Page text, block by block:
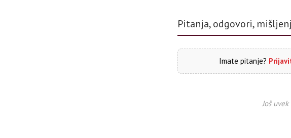
Pitanja, odgovori,
Imate pitanje?
Još